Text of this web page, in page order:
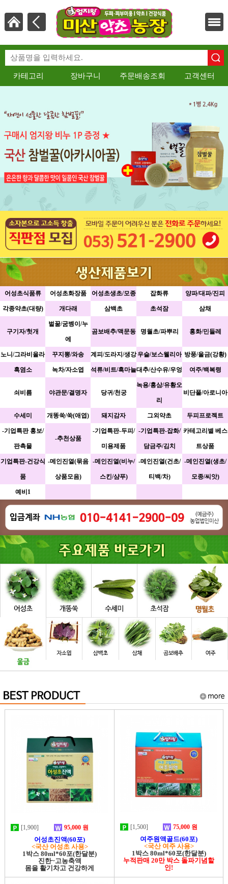
카테고리 장바구니 주문배송조회 고객센터
어성초식품류 어성초화장품 어성초생초/모종 잡화류 양파/대파/진피
각종약초(대량) 개다래 삼백초 초석잠 삼채
구기자/헛개
벌꿀/굼벵이/누
에
곰보배추/맥문동 명월초/파뿌리 홍화/민들레
노니/그라비올라 꾸지뽕/와송 계피/도라지/생강 우슬/보스웰리아 방풍/울금(강황)
흑염소 녹차/자소엽 석류/비트/흑마늘대추/산수유/우엉 여주/백복령
쇠비름 야관문/결명자 당귀/천궁
녹용/홍삼/유황오
리
비단풀/아로니아
수세미 개똥쑥/쑥(애엽) 돼지감자 그외약초 두피프로젝트
-기업특판 홍보/
판촉물
-추천상품
-기업특판-두피/
미용제품
-기업특판-잡화/
담금주/김치
카테고리별 베스
트상품
기업특판-건강식
품
-메인진열(묶음
상품모음)
-메인진열(비누/
스킨/샴푸)
-메인진열(건초/
티백/차)
-메인진열(생초/
모종/씨앗)
예비1
[1,900] 95,000 원
어성초진액(60포)
<국산 어성초 사용>
1박스 80ml*60포(한달분)
진한~고농축액
몸을 활기차고 건강하게
[1,500] 75,000 원
여주원액골드(60포)
<국산 여주 사용>
1박스 80ml*60포(한달분)
누적판매 20만 박스 돌파기념할
인!